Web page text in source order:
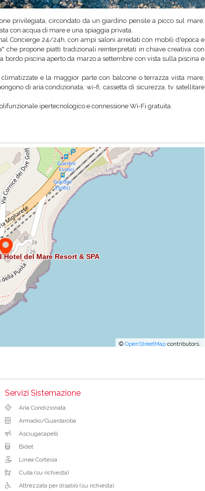
privilegiata, circondato da un giardino pensile a picco sul mare.
con acqua di mare e una spiaggia privata.
Concierge 24/24h, con ampi saloni arredati con mobili d'epoca e
che propone piatti tradizionali reinterpretati in chiave creativa con
bordo piscina aperto da marzo a settembre con vista sulla piscina e
e la maggior parte con balcone o terrazza vista mare,
diaria condizionata, wi-fi, cassetta di sicurezza, tv satellitare
ipertecnologico e connessione Wi-Fi gratuita.
Servizi Sistemazione
Aria Condizionata
Armadio/Guardaroba
Asciugacapelli
Bidet
Linea Cortesia
Culla (su richiesta)
Attrezzata per disabili (su richiesta)
Doccia o Vasca